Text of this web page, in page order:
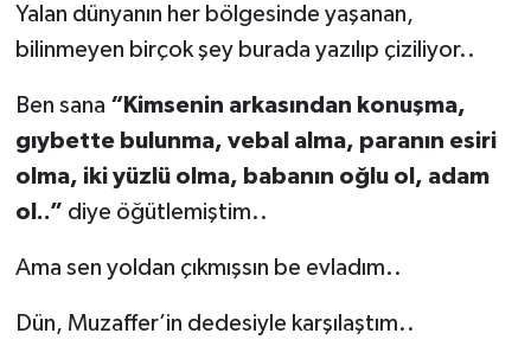
Yalan dünyanın her bölgesinde yaşanan,
bilinmeyen birçok şey burada yazılıp çiziliyor..
Ben sana “Kimsenin arkasından konuşma,
gıybette bulunma, vebal alma, paranın esiri
olma, iki yüzlü olma, babanın oğlu ol, adam
ol..” diye öğütlemiştim..
Ama sen yoldan çıkmışsın be evladım..
Dün, Muzaffer’in dedesiyle karşılaştım..